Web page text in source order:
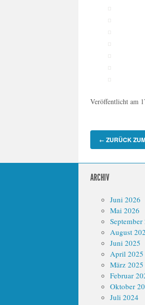
Veröffentlicht am
← ZURÜCK
ARCHIV
Juni 2026
Mai 2026
September
August
Juni 2025
April 2025
März 2025
Februar
Oktober
Juli 2024